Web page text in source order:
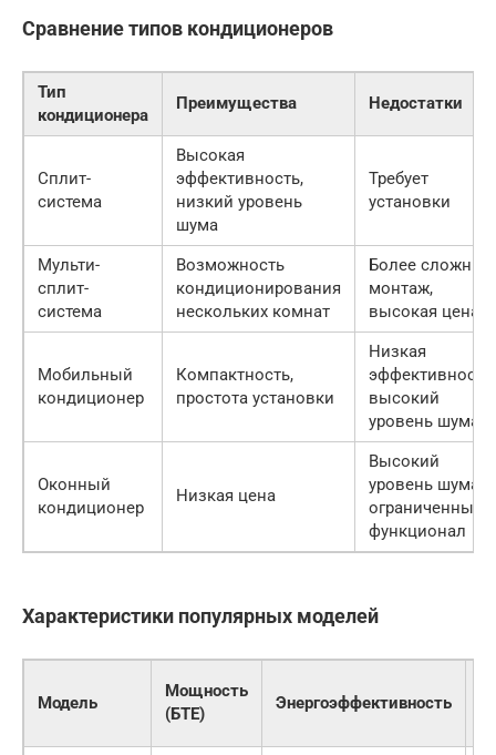
Сравнение типов кондиционеров
Тип
кондиционера
Преимущества Недостатки
Сплит-
система
Высокая
эффективность,
низкий уровень
шума
Требует
установки
Мульти-
сплит-
система
Возможность
кондиционирования
нескольких комнат
Более сложный
монтаж,
высокая цена
Мобильный
кондиционер
Компактность,
простота установки
Низкая
эффективность,
высокий
уровень шума
Оконный
кондиционер
Низкая цена
Высокий
уровень шума,
ограниченный
функционал
Характеристики популярных моделей
Модель
Мощность
(БТЕ)
Энергоэффективность